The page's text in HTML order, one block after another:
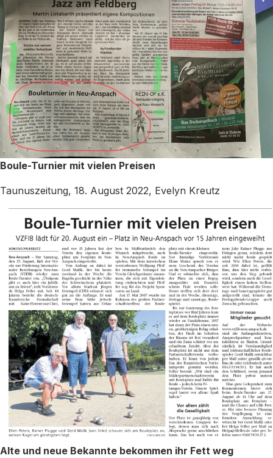
Boule-Turnier mit vielen Preisen
Taunuszeitung, 18. August 2022, Evelyn Kreutz
Alte und neue Bekannte bekommen ihr Fett weg